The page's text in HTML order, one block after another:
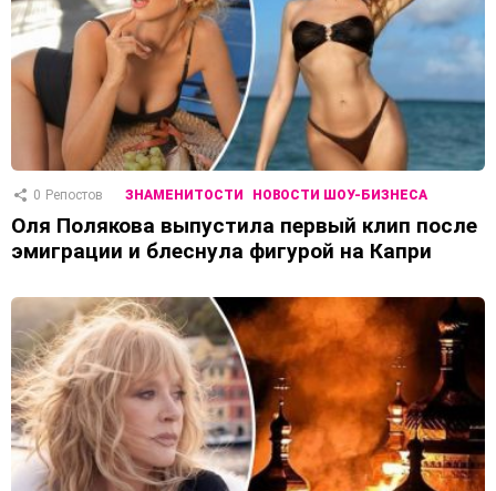
0 Репостов ЗНАМЕНИТОСТИ НОВОСТИ ШОУ-БИЗНЕСА
Оля Полякова выпустила первый клип после
эмиграции и блеснула фигурой на Капри